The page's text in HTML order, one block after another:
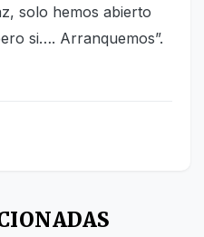
solo hemos abierto
si…. Arranquemos”.